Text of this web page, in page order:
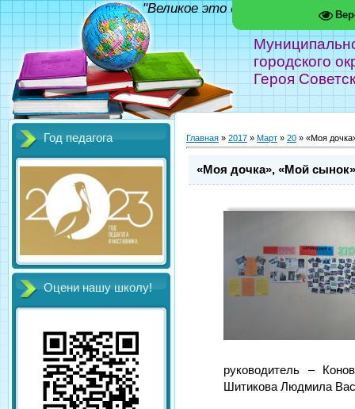
городского
Героя
"Великое это дело - школа!"
Год педагога
Оцени нашу школу!
Главная » 2017 » Март » 20 » «Моя
«Моя дочка», «Мой сынок»
руководитель –
Шитикова Людмила